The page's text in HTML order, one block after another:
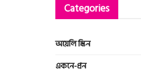
Categories
অয়েলি স্কিন
একনে-প্রন